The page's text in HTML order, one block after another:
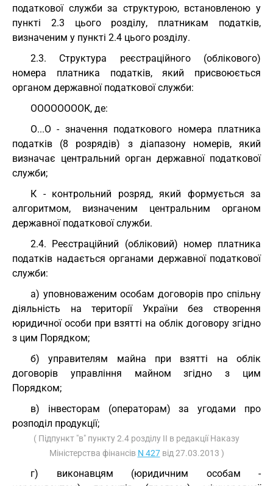
податкової служби за структурою, встановленою у
пункті 2.3 цього розділу, платникам податків,
визначеним у пункті 2.4 цього розділу.
2.3. Структура реєстраційного (облікового)
номера платника податків, який присвоюється
органом державної податкової служби:
ООООООООК, де:
О...О - значення податкового номера платника
податків (8 розрядів) з діапазону номерів, який
визначає центральний орган державної податкової
служби;
К - контрольний розряд, який формується за
алгоритмом, визначеним центральним органом
державної податкової служби.
2.4. Реєстраційний (обліковий) номер платника
податків надається органами державної податкової
служби:
а) уповноваженим особам договорів про спільну
діяльність на території України без створення
юридичної особи при взятті на облік договору згідно
з цим Порядком;
б) управителям майна при взятті на облік
договорів управління майном згідно з цим
Порядком;
в) інвесторам (операторам) за угодами про
розподіл продукції;
( Підпункт "в" пункту 2.4 розділу II в редакції Наказу
Міністерства фінансів N 427від 27.03.2013 )
г) виконавцям (юридичним особам -